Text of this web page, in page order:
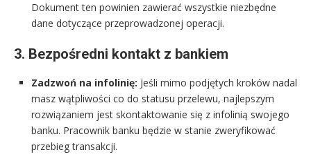
Dokument ten powinien zawierać wszystkie niezbędne
dane dotyczące przeprowadzonej operacji.
3. Bezpośredni kontakt z bankiem
Zadzwoń na infolinię: Jeśli mimo podjętych kroków nadal
masz wątpliwości co do statusu przelewu, najlepszym
rozwiązaniem jest skontaktowanie się z infolinią swojego
banku. Pracownik banku będzie w stanie zweryfikować
przebieg transakcji.